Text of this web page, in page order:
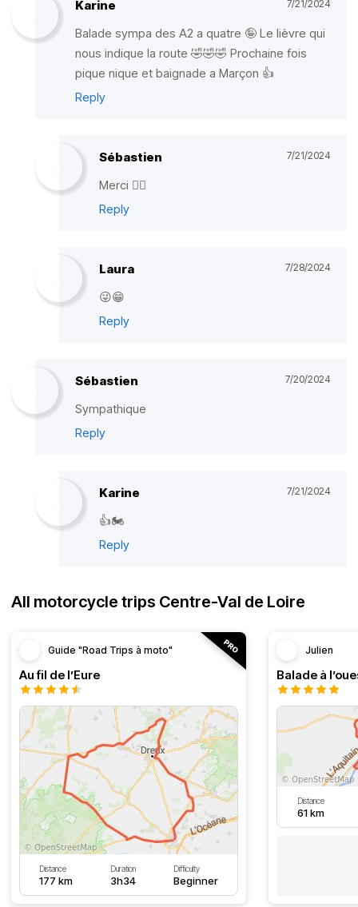
Karine 7/21/2024
Balade sympa des A2 a quatre 🤪 Le lièvre qui
nous indique la route 🤣🤣🤣 Prochaine fois
pique nique et baignade a Marçon 👍
Reply
Sébastien 7/21/2024
Merci ✌🏼
Reply
Laura 7/28/2024
😜😁
Reply
Sébastien 7/20/2024
Sympathique
Reply
Karine 7/21/2024
👍🏍️
Reply
All motorcycle trips Centre-Val de Loire
Guide "Road Trips à moto"
Au fil de l’Eure
Distance
177 km
Duration
3h34
Difficulty
Beginner
Julien
Balade à
Distance
61 km